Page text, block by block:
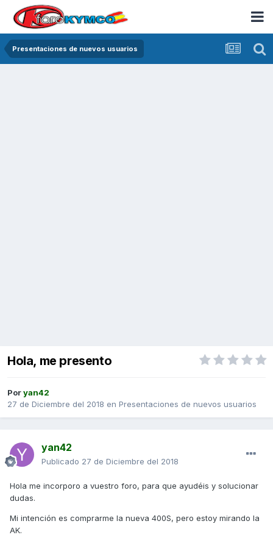
Presentaciones de nuevos usuarios
Hola, me presento
Poryan42
27 de Diciembre del 2018 en Presentaciones de nuevos usuarios
yan42
Publicado 27 de Diciembre del 2018
Hola me incorporo a vuestro foro, para que ayudéis y solucionar
dudas.
Mi intención es comprarme la nueva 400S, pero estoy mirando la
AK.